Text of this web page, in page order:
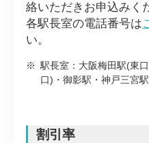
絡いただきお申込みく
各駅長室の電話番号は
い。
※ 駅長室：大阪梅田駅(東
口)・御影駅・神戸三宮
割引率